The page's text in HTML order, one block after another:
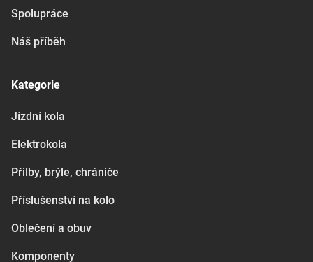
Spolupráce
Náš příběh
Kategorie
Jízdní kola
Elektrokola
Přilby, brýle, chrániče
Příslušenství na kolo
Oblečení a obuv
Komponenty